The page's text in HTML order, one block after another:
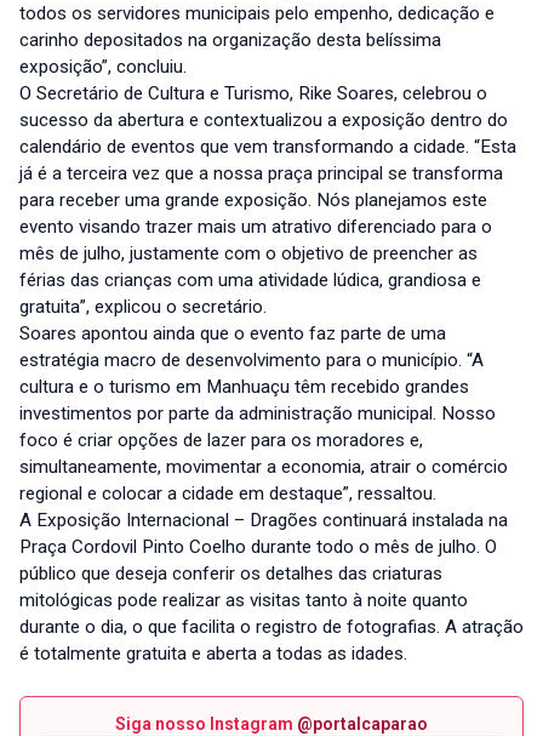
todos os servidores municipais pelo empenho, dedicação e
carinho depositados na organização desta belíssima
exposição”, concluiu.
O Secretário de Cultura e Turismo, Rike Soares, celebrou o
sucesso da abertura e contextualizou a exposição dentro do
calendário de eventos que vem transformando a cidade. “Esta
já é a terceira vez que a nossa praça principal se transforma
para receber uma grande exposição. Nós planejamos este
evento visando trazer mais um atrativo diferenciado para o
mês de julho, justamente com o objetivo de preencher as
férias das crianças com uma atividade lúdica, grandiosa e
gratuita”, explicou o secretário.
Soares apontou ainda que o evento faz parte de uma
estratégia macro de desenvolvimento para o município. “A
cultura e o turismo em Manhuaçu têm recebido grandes
investimentos por parte da administração municipal. Nosso
foco é criar opções de lazer para os moradores e,
simultaneamente, movimentar a economia, atrair o comércio
regional e colocar a cidade em destaque”, ressaltou.
A Exposição Internacional – Dragões continuará instalada na
Praça Cordovil Pinto Coelho durante todo o mês de julho. O
público que deseja conferir os detalhes das criaturas
mitológicas pode realizar as visitas tanto à noite quanto
durante o dia, o que facilita o registro de fotografias. A atração
é totalmente gratuita e aberta a todas as idades.
Siga nosso Instagram @portalcaparao